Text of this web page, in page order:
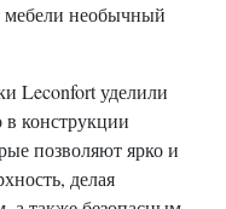
мебели необычный
Leconfort уделили
конструкции
позволяют ярко и
делая